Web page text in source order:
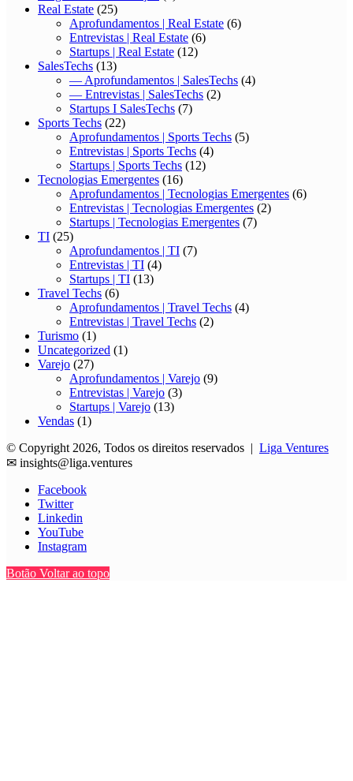
Real Estate (25)
Aprofundamentos | Real Estate (6)
Entrevistas | Real Estate (6)
Startups | Real Estate (12)
SalesTechs (13)
— Aprofundamentos | SalesTechs (4)
— Entrevistas | SalesTechs (2)
Startups I SalesTechs (7)
Sports Techs (22)
Aprofundamentos | Sports Techs (5)
Entrevistas | Sports Techs (4)
Startups | Sports Techs (12)
Tecnologias Emergentes (16)
Aprofundamentos | Tecnologias Emergentes (6)
Entrevistas | Tecnologias Emergentes (2)
Startups | Tecnologias Emergentes (7)
TI (25)
Aprofundamentos | TI (7)
Entrevistas | TI (4)
Startups | TI (13)
Travel Techs (6)
Aprofundamentos | Travel Techs (4)
Entrevistas | Travel Techs (2)
Turismo (1)
Uncategorized (1)
Varejo (27)
Aprofundamentos | Varejo (9)
Entrevistas | Varejo (3)
Startups | Varejo (13)
Vendas (1)
© Copyright 2026, Todos os direitos reservados | Liga Ventures
✉ insights@liga.ventures
Facebook
Twitter
Linkedin
YouTube
Instagram
Botão Voltar ao topo